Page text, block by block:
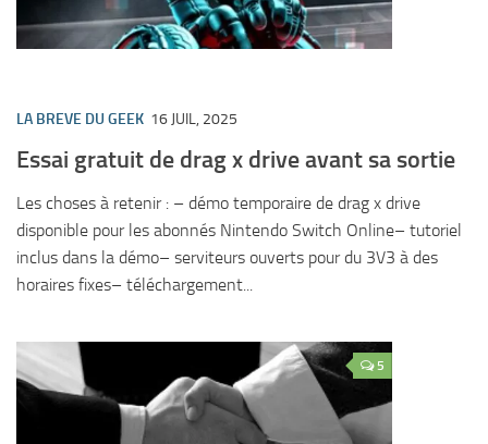
LA BREVE DU GEEK 16 JUIL, 2025
Essai gratuit de drag x drive avant sa sortie
Les choses à retenir : – démo temporaire de drag x drive
disponible pour les abonnés Nintendo Switch Online– tutoriel
inclus dans la démo– serviteurs ouverts pour du 3V3 à des
horaires fixes– téléchargement...
5